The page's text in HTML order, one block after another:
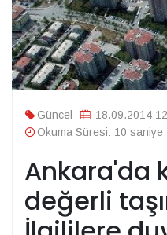
Güncel
18.09.2014
Okuma Süresi: 10 saniye
Ankara'da
değerli